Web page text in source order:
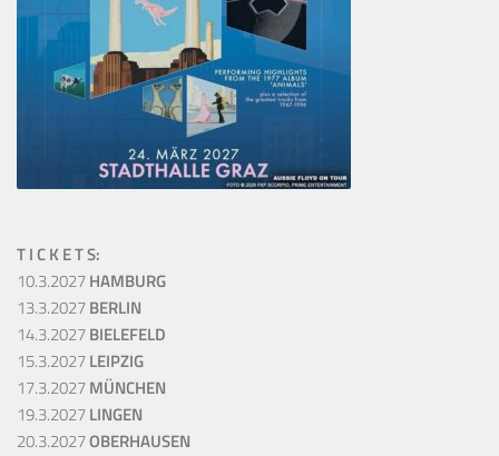
T I C K E T S:
10.3.2027HAMBURG
13.3.2027BERLIN
14.3.2027BIELEFELD
15.3.2027LEIPZIG
17.3.2027MÜNCHEN
19.3.2027LINGEN
20.3.2027OBERHAUSEN